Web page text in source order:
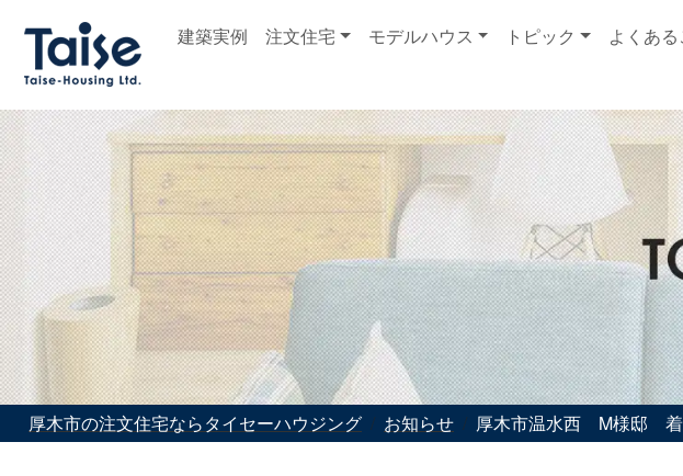
建築実例 注文住宅 モデルハウス トピック よくあ
厚木市の注文住宅ならタイセーハウジング お知らせ 厚木市温水西 M様邸 着